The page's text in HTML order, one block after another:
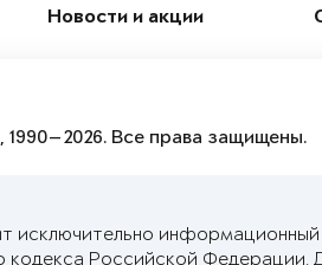
Новости и акции
Все права защищены.
информационный
кодекса Российской